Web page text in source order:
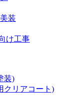
装
け工事
装)
クリアコート)